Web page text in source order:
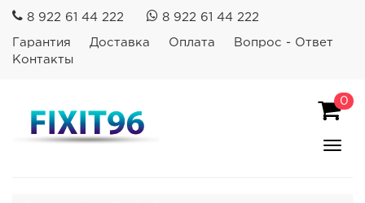
8 922 61 44 222 8 922 61 44 222
Гарантия Доставка Оплата
Вопрос - Ответ
Контакты
0